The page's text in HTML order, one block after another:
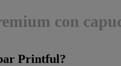
con
Printful?